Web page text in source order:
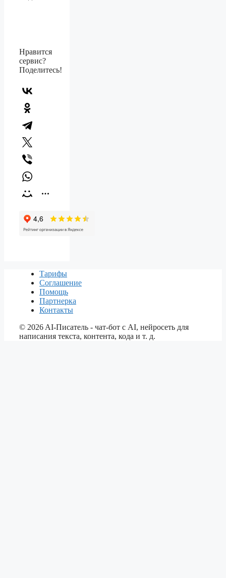
Нравится
сервис?
Поделитесь!
Тарифы
Соглашение
Помощь
Партнерка
Контакты
© 2026 AI-Писатель - чат-бот с AI, нейросеть для
написания текста, контента, кода и т. д.